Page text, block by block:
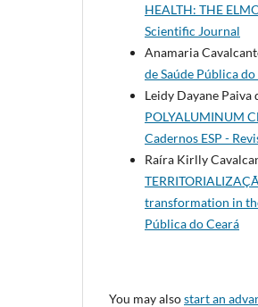
HEALTH: THE
Scientific Journal
Anamaria
de Saúde Pública
Leidy Dayane Paiva
POLYALUMINUM
Cadernos ESP -
Raíra Kirlly
transformation in
Pública do Ceará
You may alsostart an